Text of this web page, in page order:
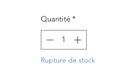
Quantité *
Rupture de stock